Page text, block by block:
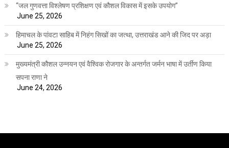
“जल गुणवत्ता विश्लेषण प्रशिक्षण एवं कौशल विकास में इसके उपयोग”
June 25, 2026
हिमाचल के पांवटा साहिब में निहंग सिखों का जत्था, उत्तराखंड आने की जिद पर अड़ा
June 25, 2026
मुख्यमंत्री कौशल उन्नयन एवं वैश्विक रोजगार के अन्तर्गत जर्मन भाषा में उर्तीण किया
सपना राणा ने
June 24, 2026